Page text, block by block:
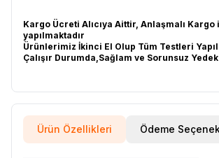
Kargo Ücreti Alıcıya Aittir, Anlaşmalı
yapılmaktadır
Ürünlerimiz İkinci El Olup Tüm Testleri
Çalışır Durumda,Sağlam ve Sorunsuz
Ürün Özellikleri Ödeme